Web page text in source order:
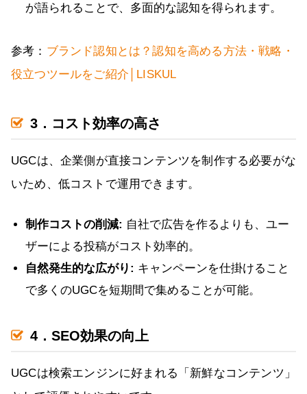
が語られることで、多面的な認知を得られます。
参考： ブランド認知とは？認知を高める方法・戦略・
役立つツールをご紹介│LISKUL
3．コスト効率の高さ
UGCは、企業側が直接コンテンツを制作する必要がな
いため、低コストで運用できます。
制作コストの削減: 自社で広告を作るよりも、ユー
ザーによる投稿がコスト効率的。
自然発生的な広がり: キャンペーンを仕掛けること
で多くのUGCを短期間で集めることが可能。
4．SEO効果の向上
UGCは検索エンジンに好まれる「新鮮なコンテンツ」